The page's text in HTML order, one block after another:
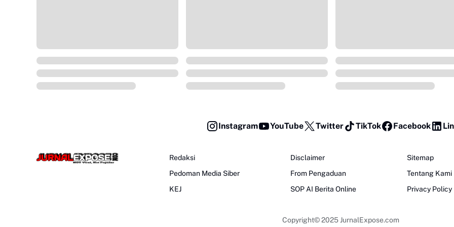
Instagram YouTube Twitter TikTok Facebook
Redaksi
Pedoman Media Siber
KEJ
Disclaimer
From Pengaduan
SOP AI Berita Online
Sitemap
Tentang Kami
Privacy Policy
Copyright© 2025JurnalExpose.com